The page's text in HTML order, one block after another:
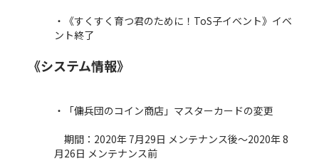
・《すくすく育つ君のために！ToS子イベント》イベ
ント終了
《システム情報》
・「傭兵団のコイン商店」マスターカードの変更
期間：2020年 7月29日 メンテナンス後～2020年 8
月26日 メンテナンス前